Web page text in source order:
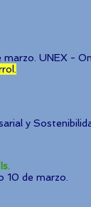
UNEX -
y
10 de marzo.